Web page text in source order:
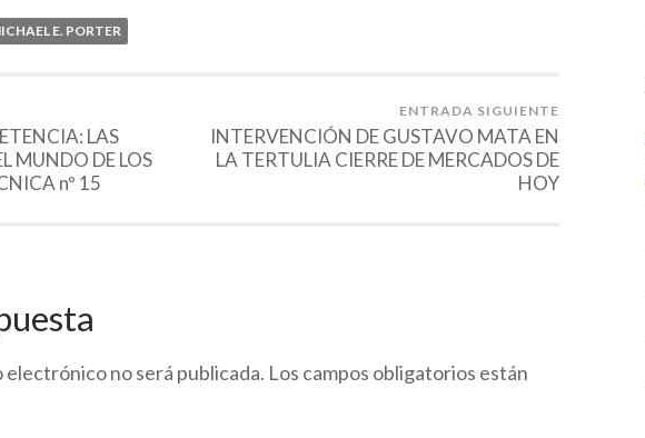
E. PORTER
LAS
MUNDO DE LOS
nº 15
ENTRADA SIGUIENTE
INTERVENCIÓN DE GUSTAVO MATA EN
LA TERTULIA CIERRE DE MERCADOS DE
HOY
no será publicada. Los campos obligatorios están